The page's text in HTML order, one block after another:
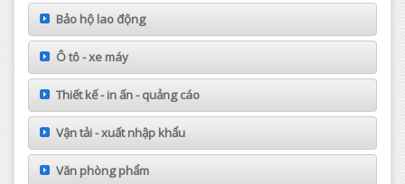
Bảo hộ lao động
Ô tô - xe máy
Thiết kế - in ấn - quảng cáo
Vận tải - xuất nhập khẩu
Văn phòng phẩm